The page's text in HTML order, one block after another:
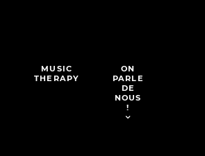
MUSIC
THERAPY
ON
PARLE
DE
NOUS
!